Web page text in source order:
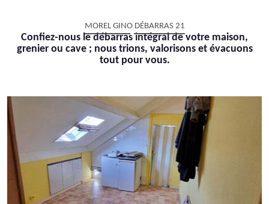
MOREL GINO DÉBARRAS 21
Confiez-nous le débarras intégral de votre maison,
grenier ou cave ; nous trions, valorisons et évacuons
tout pour vous.